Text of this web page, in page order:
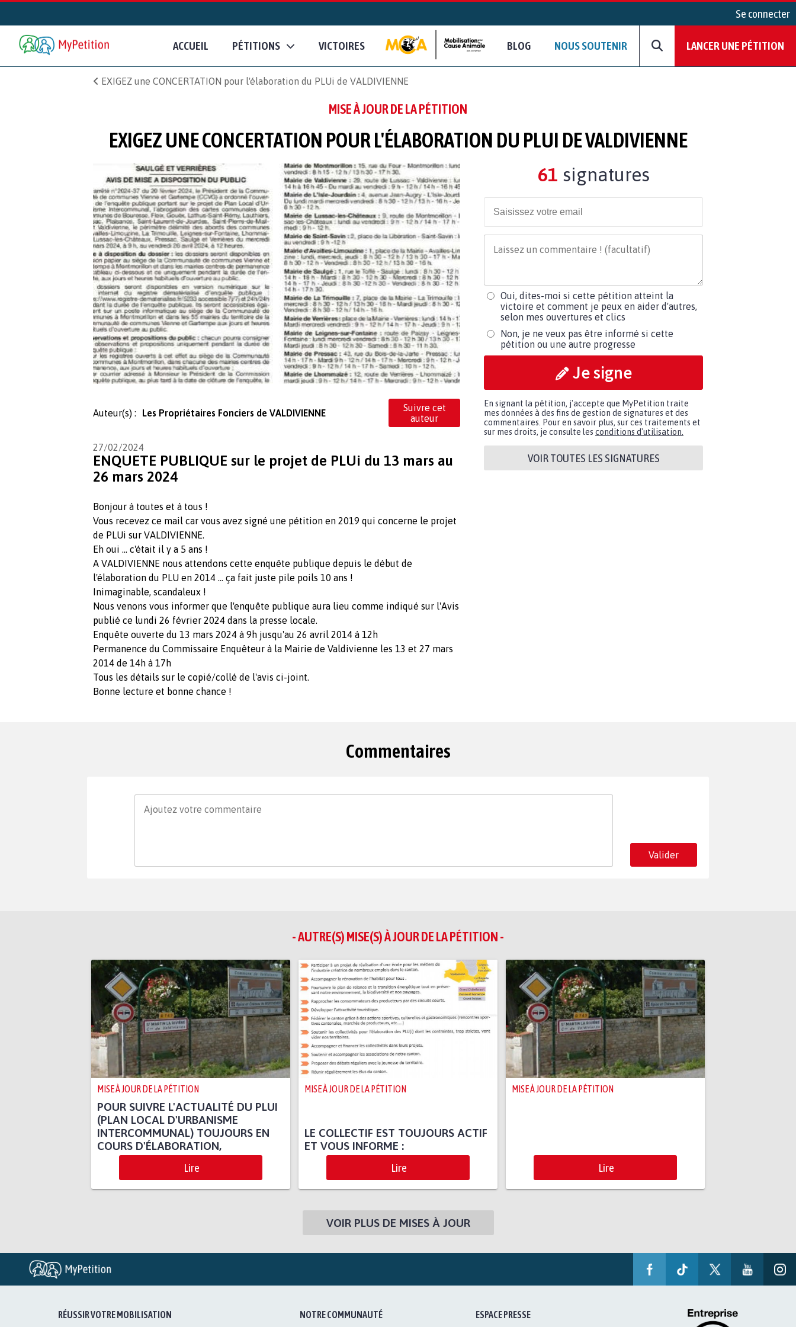
Se connecter
ACCUEIL PÉTITIONS VICTOIRES BLOG NOUS SOUTENIR LANCER UNE PÉTITION
EXIGEZ une CONCERTATION pour l'élaboration du PLUi de VALDIVIENNE
MISE À JOUR DE LA PÉTITION
EXIGEZ UNE CONCERTATION POUR L'ÉLABORATION DU PLUI DE VALDIVIENNE
Auteur(s) : Les Propriétaires Fonciers de VALDIVIENNE
Suivre cet
auteur
27/02/2024
ENQUETE PUBLIQUE sur le projet de PLUi du 13 mars au
26 mars 2024
Bonjour à toutes et à tous !
Vous recevez ce mail car vous avez signé une pétition en 2019 qui concerne le projet
de PLUi sur VALDIVIENNE.
Eh oui ... c'était il y a 5 ans !
A VALDIVIENNE nous attendons cette enquête publique depuis le début de
l'élaboration du PLU en 2014 ... ça fait juste pile poils 10 ans !
Inimaginable, scandaleux !
Nous venons vous informer que l'enquête publique aura lieu comme indiqué sur l'Avis
publié ce lundi 26 février 2024 dans la presse locale.
Enquête ouverte du 13 mars 2024 à 9h jusqu'au 26 avril 2014 à 12h
Permanence du Commissaire Enquêteur à la Mairie de Valdivienne les 13 et 27 mars
2014 de 14h à 17h
Tous les détails sur le copié/collé de l'avis ci-joint.
Bonne lecture et bonne chance !
61 signatures
Oui, dites-moi si cette pétition atteint la
victoire et comment je peux en aider d'autres,
selon mes ouvertures et clics
Non, je ne veux pas être informé si cette
pétition ou une autre progresse
Je signe
En signant la pétition, j'accepte que MyPetition traite
mes données à des fins de gestion de signatures et des
commentaires. Pour en savoir plus, sur ces traitements et
sur mes droits, je consulte les conditions d'utilisation.
VOIR TOUTES LES SIGNATURES
Commentaires
Valider
- AUTRE(S) MISE(S) À JOUR DE LA PÉTITION -
MISE À JOUR DE LA PÉTITION
POUR SUIVRE L'ACTUALITÉ DU PLUI
(PLAN LOCAL D'URBANISME
INTERCOMMUNAL) TOUJOURS EN
COURS D'ÉLABORATION,
Lire
MISE À JOUR DE LA PÉTITION
LE COLLECTIF EST TOUJOURS ACTIF
ET VOUS INFORME :
Lire
MISE À JOUR DE LA PÉTITION
Lire
VOIR PLUS DE MISES À JOUR
RÉUSSIR VOTRE MOBILISATION NOTRE COMMUNAUTÉ ESPACE PRESSE